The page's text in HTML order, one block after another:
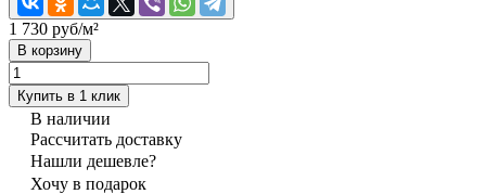
1 730 руб/м²
В корзину
Купить в 1 клик
В наличии
Рассчитать доставку
Нашли дешевле?
Хочу в подарок